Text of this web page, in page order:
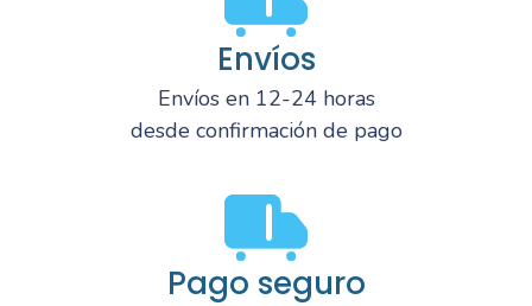
Envíos
Envíos en 12-24 horas
desde confirmación de pago
Pago seguro